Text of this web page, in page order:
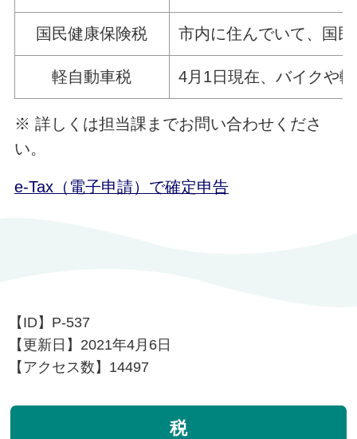
国民健康保険税 市内に住んでいて、国
軽自動車税 4月1日現在、バイクや
※ 詳しくは担当課までお問い合わせくださ
い。
e-Tax（電子申請）で確定申告
【ID】 P-537
【更新日】 2021年4月6日
【アクセス数】 14497
税